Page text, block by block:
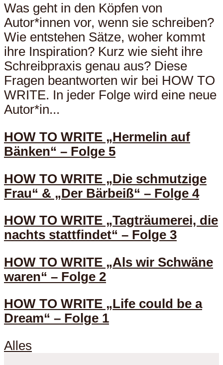
Was geht in den Köpfen von
Autor*innen vor, wenn sie schreiben?
Wie entstehen Sätze, woher kommt
ihre Inspiration? Kurz wie sieht ihre
Schreibpraxis genau aus? Diese
Fragen beantworten wir bei HOW TO
WRITE. In jeder Folge wird eine neue
Autor*in...
HOW TO WRITE „Hermelin auf
Bänken“ – Folge 5
HOW TO WRITE „Die schmutzige
Frau“ & „Der Bärbeiß“ – Folge 4
HOW TO WRITE „Tagträumerei, die
nachts stattfindet“ – Folge 3
HOW TO WRITE „Als wir Schwäne
waren“ – Folge 2
HOW TO WRITE „Life could be a
Dream“ – Folge 1
Alles